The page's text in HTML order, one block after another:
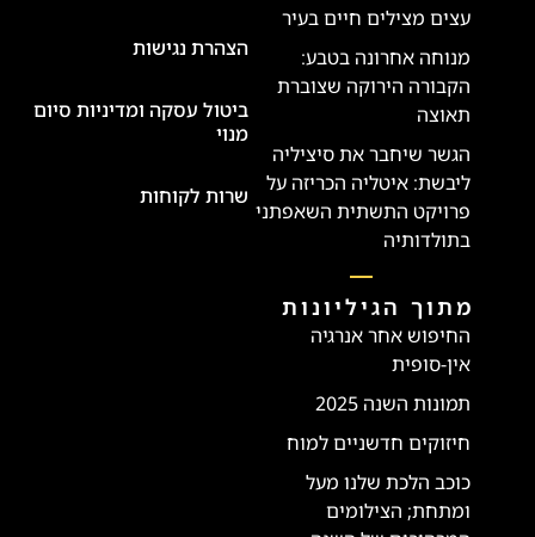
עצים מצילים חיים בעיר
מנוחה אחרונה בטבע:
הקבורה הירוקה שצוברת
תאוצה
הגשר שיחבר את סיציליה
ליבשת: איטליה הכריזה על
פרויקט התשתית השאפתני
בתולדותיה
מתוך הגיליונות
החיפוש אחר אנרגיה
אין-סופית
תמונות השנה 2025
חיזוקים חדשניים למוח
כוכב הלכת שלנו מעל
ומתחת; הצילומים
הצהרת נגישות
ביטול עסקה ומדיניות סיום
מנוי
שרות לקוחות